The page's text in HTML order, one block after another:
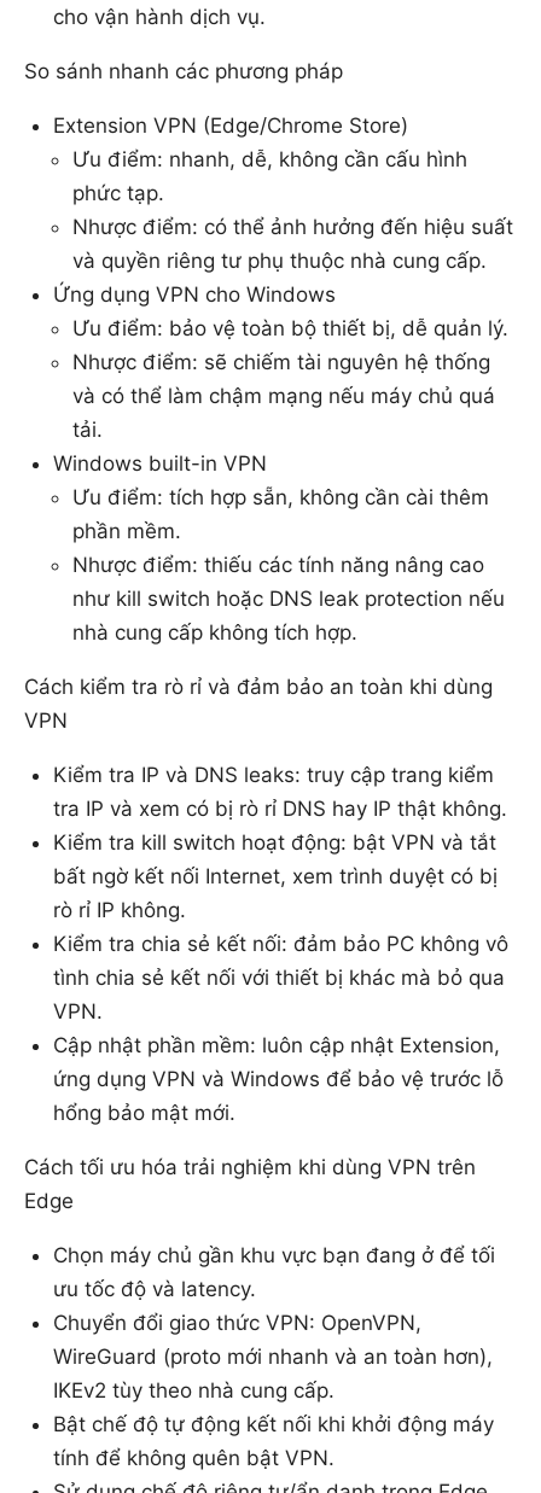
cho vận hành dịch vụ.
So sánh nhanh các phương pháp
Extension VPN (Edge/Chrome Store)
Ưu điểm: nhanh, dễ, không cần cấu hình
phức tạp.
Nhược điểm: có thể ảnh hưởng đến hiệu suất
và quyền riêng tư phụ thuộc nhà cung cấp.
Ứng dụng VPN cho Windows
Ưu điểm: bảo vệ toàn bộ thiết bị, dễ quản lý.
Nhược điểm: sẽ chiếm tài nguyên hệ thống
và có thể làm chậm mạng nếu máy chủ quá
tải.
Windows built-in VPN
Ưu điểm: tích hợp sẵn, không cần cài thêm
phần mềm.
Nhược điểm: thiếu các tính năng nâng cao
như kill switch hoặc DNS leak protection nếu
nhà cung cấp không tích hợp.
Cách kiểm tra rò rỉ và đảm bảo an toàn khi dùng
VPN
Kiểm tra IP và DNS leaks: truy cập trang kiểm
tra IP và xem có bị rò rỉ DNS hay IP thật không.
Kiểm tra kill switch hoạt động: bật VPN và tắt
bất ngờ kết nối Internet, xem trình duyệt có bị
rò rỉ IP không.
Kiểm tra chia sẻ kết nối: đảm bảo PC không vô
tình chia sẻ kết nối với thiết bị khác mà bỏ qua
VPN.
Cập nhật phần mềm: luôn cập nhật Extension,
ứng dụng VPN và Windows để bảo vệ trước lỗ
hổng bảo mật mới.
Cách tối ưu hóa trải nghiệm khi dùng VPN trên
Edge
Chọn máy chủ gần khu vực bạn đang ở để tối
ưu tốc độ và latency.
Chuyển đổi giao thức VPN: OpenVPN,
WireGuard (proto mới nhanh và an toàn hơn),
IKEv2 tùy theo nhà cung cấp.
Bật chế độ tự động kết nối khi khởi động máy
tính để không quên bật VPN.